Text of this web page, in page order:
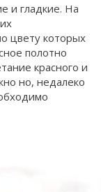
и гладкие. На
цвету которых
полотно
красного и
но, недалеко